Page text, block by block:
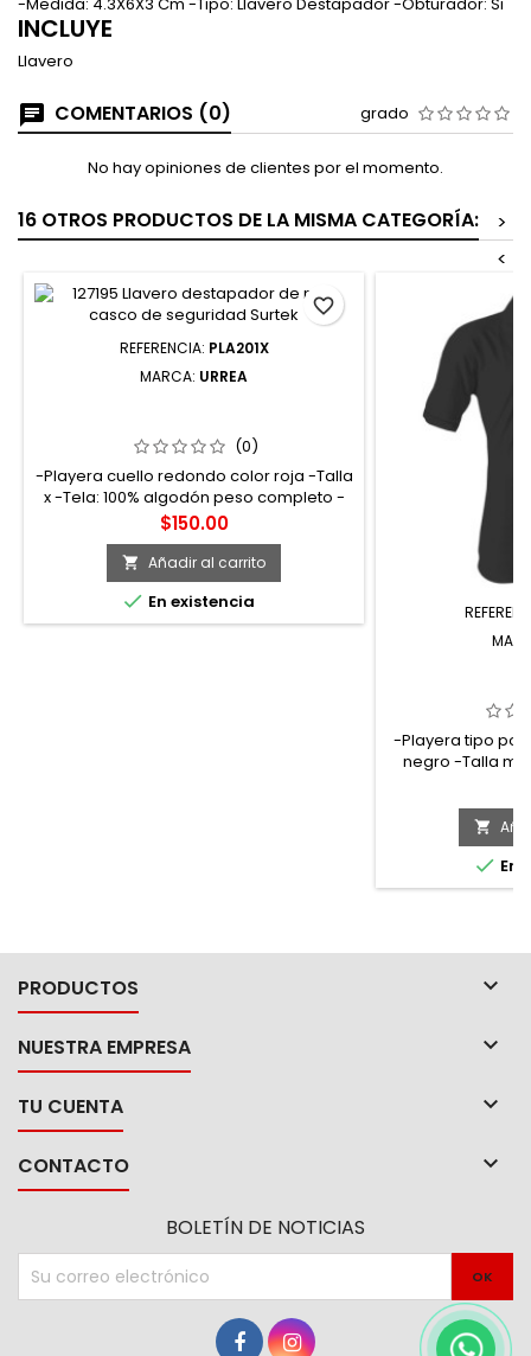
INCLUYE
Llavero
COMENTARIOS (0) grado
No hay opiniones de clientes por el momento.
16 OTROS PRODUCTOS DE LA MISMA CATEGORÍA:
>
<
REFERENCIA: PLA201X
MARCA: URREA
(0)
-Playera cuello redondo color roja -Talla
x -Tela: 100% algodón peso completo -
Logotipo: impreso frente
Precio
$150.00
 Añadir al carrito
 En existencia
favorite_border
-Playera tipo
negro -Talla m

 En
PRODUCTOS 
NUESTRA EMPRESA 
TU CUENTA 
CONTACTO 
BOLETÍN DE NOTICIAS